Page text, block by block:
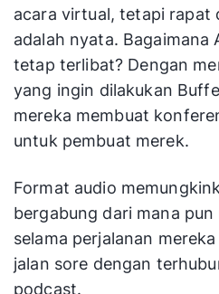
acara virtual, tetapi rapat
adalah nyata. Bagaimana
tetap terlibat? Dengan
yang ingin dilakukan
mereka membuat
untuk pembuat merek.
Format audio
bergabung dari mana
selama perjalanan
jalan sore dengan
podcast.